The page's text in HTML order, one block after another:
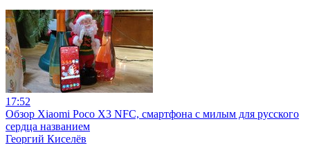
17:52
Обзор Xiaomi Poco X3 NFC, смартфона с милым для русского
сердца названием
Георгий Киселёв